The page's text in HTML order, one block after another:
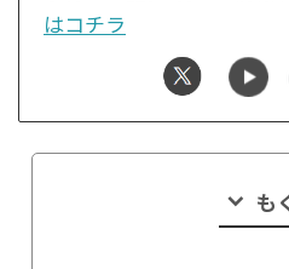
はコチラ
も